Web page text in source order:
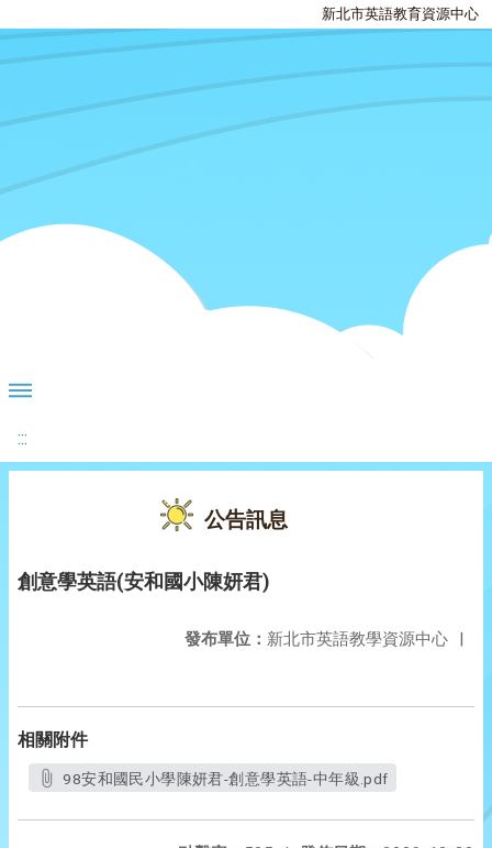
新北市英語教育資源中心
:::
公告訊息
創意學英語(安和國小陳妍君)
發布單位： 新北市英語教學資源中心 |
相關附件
98安和國民小學陳妍君-創意學英語-中年級.pdf